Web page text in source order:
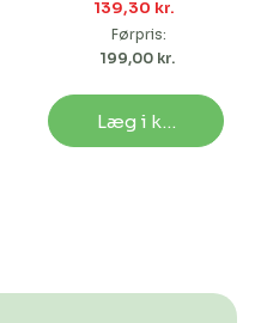
buketten
139,30 kr.
Førpris:
199,00 kr.
Læg i kurv